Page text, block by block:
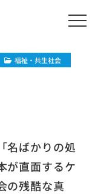
福祉・共生社会
名ばかりの処
が直面するケ
の残酷な真